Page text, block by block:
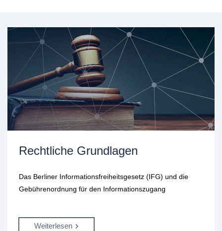
Rechtliche Grundlagen
Das Berliner Informationsfreiheitsgesetz (IFG) und die
Gebührenordnung für den Informationszugang
Weiterlesen